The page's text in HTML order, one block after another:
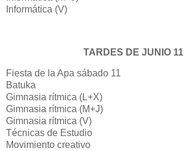
Informática (V)
TARDES DE JUNIO 11
Fiesta de la Apa sábado 11
Batuka
Gimnasia rítmica (L+X)
Gimnasia rítmica (M+J)
Gimnasia rítmica (V)
Técnicas de Estudio
Movimiento creativo